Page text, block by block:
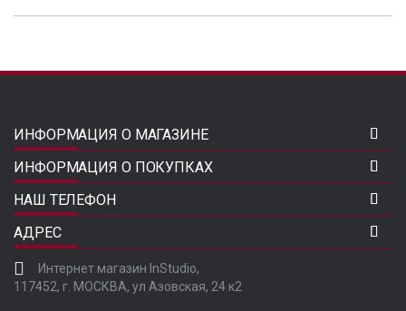
ИНФОРМАЦИЯ О МАГАЗИНЕ
ИНФОРМАЦИЯ О ПОКУПКАХ
НАШ ТЕЛЕФОН
АДРЕС
Интернет магазин InStudio,
117452, г. МОСКВА, ул Азовская, 24 к2